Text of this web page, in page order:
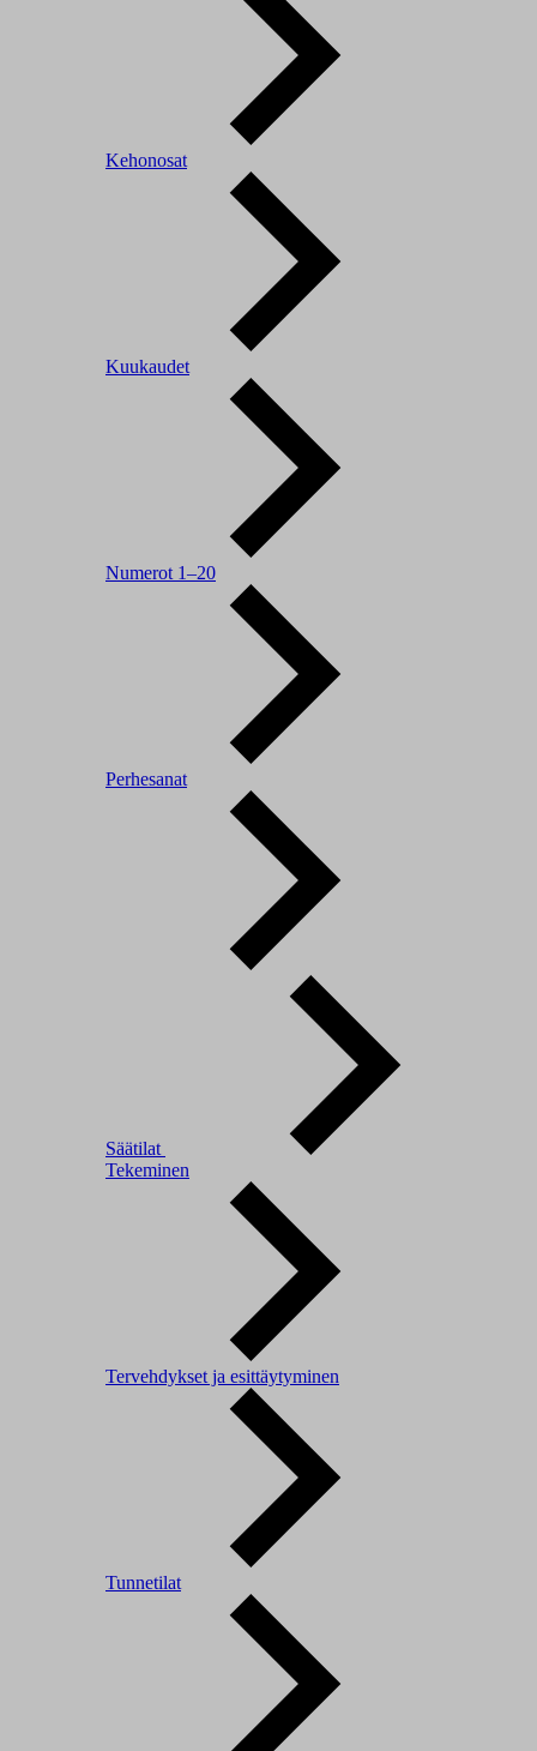
Kehonosat
Kuukaudet
Numerot 1–20
Perhesanat
Säätilat
Tekeminen
Tervehdykset ja esittäytyminen
Tunnetilat